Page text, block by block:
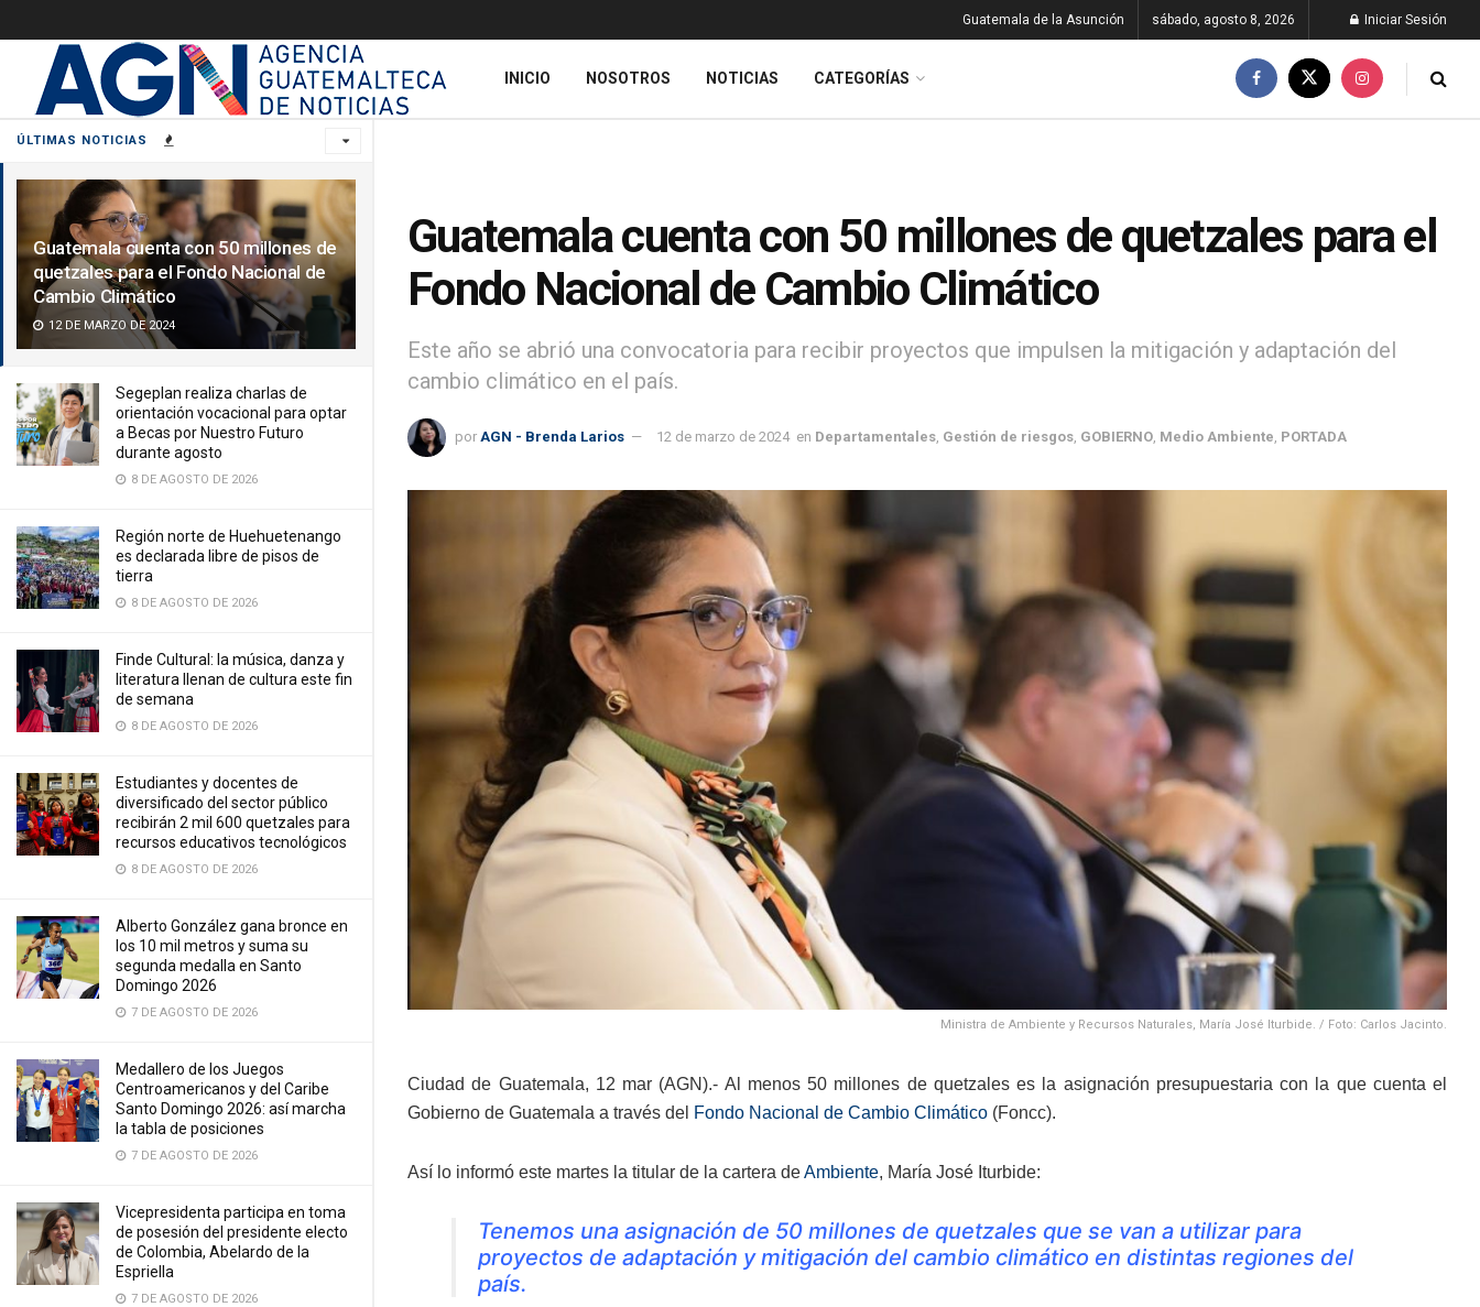
ÚLTIMAS NOTICIAS
Guatemala cuenta con 50 millones de
quetzales para el Fondo Nacional de
Cambio Climático
12 DE MARZO DE 2024
Segeplan realiza charlas de
orientación vocacional para optar
a Becas por Nuestro Futuro
durante agosto
8 DE AGOSTO DE 2026
Región norte de Huehuetenango
es declarada libre de pisos de
tierra
8 DE AGOSTO DE 2026
Finde Cultural: la música, danza y
literatura llenan de cultura este fin
de semana
8 DE AGOSTO DE 2026
Estudiantes y docentes de
diversificado del sector público
recibirán 2 mil 600 quetzales para
recursos educativos tecnológicos
8 DE AGOSTO DE 2026
Alberto González gana bronce en
los 10 mil metros y suma su
segunda medalla en Santo
Domingo 2026
7 DE AGOSTO DE 2026
Medallero de los Juegos
Centroamericanos y del Caribe
Santo Domingo 2026: así marcha
la tabla de posiciones
7 DE AGOSTO DE 2026
Vicepresidenta participa en toma
de posesión del presidente electo
de Colombia, Abelardo de la
Espriella
7 DE AGOSTO DE 2026
Guatemala de la Asunción sábado, agosto 8, 2026 Iniciar Sesión
INICIO NOSOTROS NOTICIAS CATEGORÍAS
Guatemala cuenta con 50 millones de quetzales para el
Fondo Nacional de Cambio Climático
Este año se abrió una convocatoria para recibir proyectos que impulsen la mitigación y adaptación del
cambio climático en el país.
por AGN - Brenda Larios 12 de marzo de 2024 en Departamentales Gestión de riesgos GOBIERNO Medio Ambiente PORTADA
Ministra de Ambiente y Recursos Naturales, María José Iturbide. / Foto: Carlos Jacinto.
Ciudad de Guatemala, 12 mar (AGN).- Al menos 50 millones de quetzales es la asignación presupuestaria con la que cuenta el
Gobierno de Guatemala a través del Fondo Nacional de Cambio Climático (Foncc).
Así lo informó este martes la titular de la cartera deAmbiente, María José Iturbide:
Tenemos una asignación de 50 millones de quetzales que se van a utilizar para
proyectos de adaptación y mitigación del cambio climático en distintas regiones del
país.